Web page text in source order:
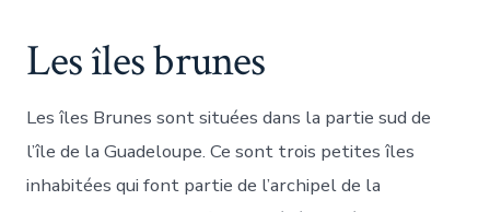
Les îles brunes
Les îles Brunes sont situées dans la partie sud de
l’île de la Guadeloupe. Ce sont trois petites îles
inhabitées qui font partie de l’archipel de la